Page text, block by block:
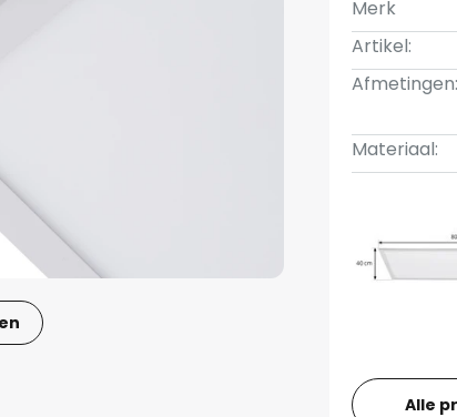
Merk
Artikel:
Afmetingen:
Materiaal:
Alle